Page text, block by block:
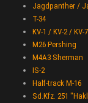
Jagdpanther /
T-34
KV-1 / KV-2 / KV-7
M26 Pershing
M4A3 Sherman
IS-2
Half-track M-16
Sd.Kfz. 251